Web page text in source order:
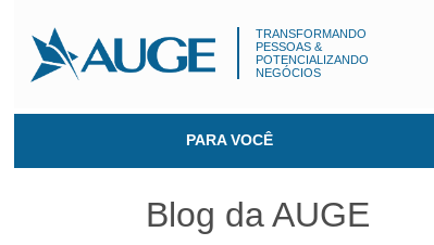
TRANSFORMANDO
PESSOAS &
POTENCIALIZANDO
NEGÓCIOS
PARA VOCÊ
Blog da AUGE